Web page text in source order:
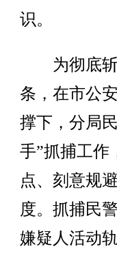
识。
为彻底斩
条，在市公
撑下，分局
手”抓捕工作
点、刻意规
度。抓捕民
嫌疑人活动